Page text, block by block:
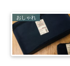
おしゃれ